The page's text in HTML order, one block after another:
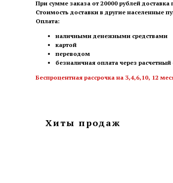
При сумме заказа от 20000 рублей
Стоимость доставки в другие населенные
Оплата:
наличными денежными средствами
картой
переводом
безналичная оплата через расчетный
Беспроцентная рассрочка на 3,4,6,10, 12
Хиты продаж